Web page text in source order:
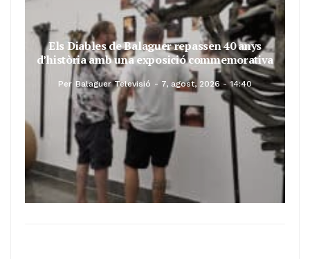
Els Diables de Balaguer repassen 40 anys
d’història amb una exposició commemorativa
Per Balaguer Televisió 7, agost, 2026 - 14:40